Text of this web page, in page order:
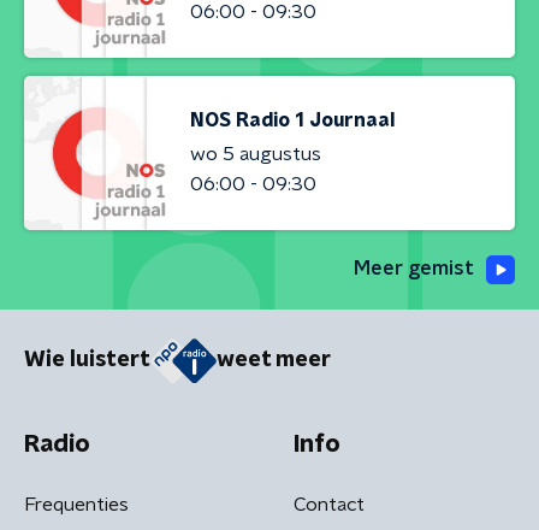
06:00 - 09:30
NOS Radio 1 Journaal
wo 5 augustus
06:00 - 09:30
Meer gemist
Wie luistert weet meer
Radio
Frequenties
Info
Contact